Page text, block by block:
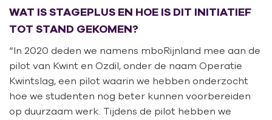
WAT IS STAGEPLUS EN HOE IS DIT INITIATIEF
TOT STAND GEKOMEN?
“In 2020 deden we namens mboRijnland mee aan de
pilot van Kwint en Ozdil, onder de naam Operatie
Kwintslag, een pilot waarin we hebben onderzocht
hoe we studenten nog beter kunnen voorbereiden
op duurzaam werk. Tijdens de pilot hebben we